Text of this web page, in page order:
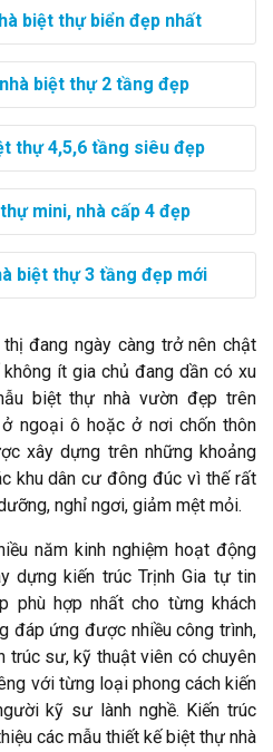
biệt thự biển đẹp nhất
biệt thự 2 tầng đẹp
thự 4,5,6 tầng siêu đẹp
mini, nhà cấp 4 đẹp
biệt thự 3 tầng đẹp mới
đang ngày càng trở nên chật
ít gia chủ đang dần có xu
biệt thự nhà vườn đẹp trên
ngoại ô hoặc ở nơi chốn thôn
xây dựng trên những khoảng
khu dân cư đông đúc vì thế rất
nghỉ ngơi, giảm mệt mỏi.
năm kinh nghiệm hoạt động
dựng kiến trúc Trịnh Gia tự tin
phù hợp nhất cho từng khách
đáp ứng được nhiều công trình,
trúc sư, kỹ thuật viên có chuyên
với từng loại phong cách kiến
kỹ sư lành nghề. Kiến trúc
các mẫu thiết kế biệt thự nhà